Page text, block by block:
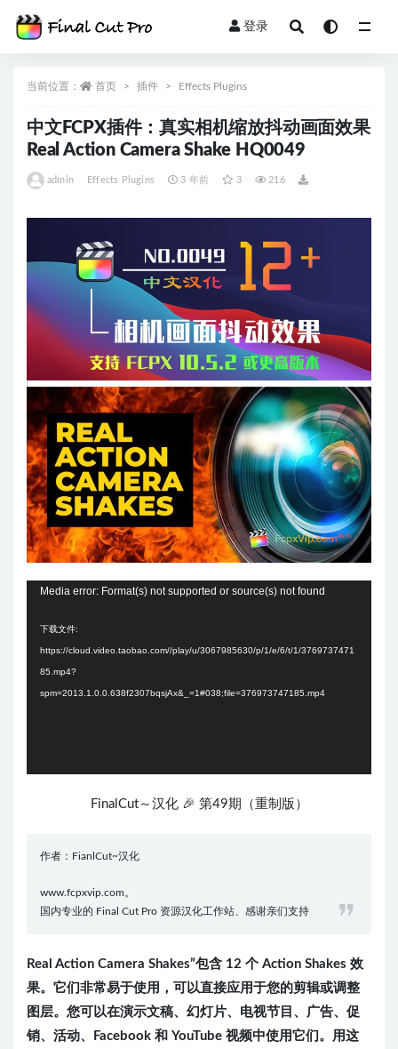
登录
当前位置： 首页 插件 Effects Plugins
中文FCPX插件：真实相机缩放抖动画面效果
Real Action Camera Shake HQ0049
admin Effects Plugins 3 年前 3 216
Media error: Format(s) not supported or source(s) not found
下载文件:
https://cloud.video.taobao.com//play/u/3067985630/p/1/e/6/t/1/3769737471
85.mp4?
spm=2013.1.0.0.638f2307bqsjAx&_=1#038;file=376973747185.mp4
FinalCut～汉化 🎉 第49期（重制版）
作者：FianlCut~汉化
www.fcpxvip.com。
国内专业的 Final Cut Pro 资源汉化工作站、感谢亲们支持
Real Action Camera Shakes”包含 12 个 Action Shakes 效
果。它们非常易于使用，可以直接应用于您的剪辑或调整
图层。您可以在演示文稿、幻灯片、电视节目、广告、促
销、活动、Facebook 和 YouTube 视频中使用它们。用这